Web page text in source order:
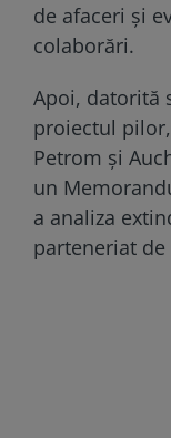
de afaceri și
colaborări.
Apoi, datorită
proiectul
Petrom și
un
a analiza
parteneriat